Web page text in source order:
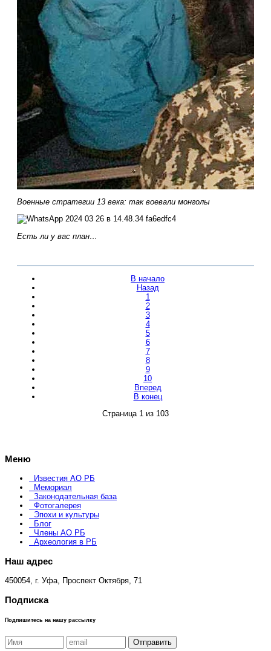
Военные стратегии 13 века: так воевали монголы
Есть ли у вас план…
В начало
Назад
1
2
3
4
5
6
7
8
9
10
Вперед
В конец
Страница 1 из 103
Меню
Известия АО РБ
Мемориал
Законодательная база
Фотогалерея
Эпохи и культуры
Блог
Члены АО РБ
Археология в РБ
Наш адрес
450054, г. Уфа, Проспект Октября, 71
Подписка
Подпишитесь на нашу рассылку